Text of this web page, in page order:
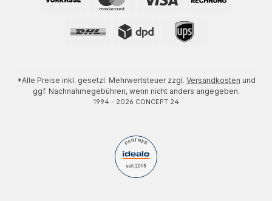
*Alle Preise inkl. gesetzl. Mehrwertsteuer zzgl. Versandkosten und
ggf. Nachnahmegebühren, wenn nicht anders angegeben.
1994 - 2026 CONCEPT 24